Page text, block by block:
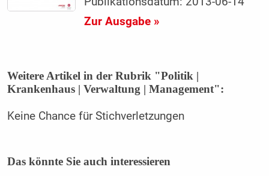
Zur Ausgabe »
Weitere Artikel in der Rubrik "Politik |
Krankenhaus | Verwaltung | Management":
Keine Chance für Stichverletzungen
Das könnte Sie auch interessieren